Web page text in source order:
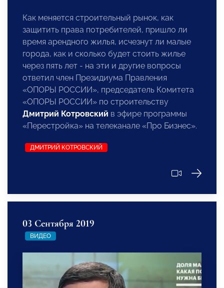
Как меняется строительный рынок, как
защитить права потребителей, пришло ли
время арендного жилья, исчезнут ли малые
города, как и сколько будет стоить жилье
через пять лет - на эти и другие вопросы
ответил член Президиума Правления
«ОПОРЫ РОССИИ», председатель Комитета
«ОПОРЫ РОССИИ» по строительству
Дмитрий Котровский в эфире программы
«Перестройка» на телеканале «Про Бизнес».
ДМИТРИЙ КОТРОВСКИЙ
03 Сентября 2019
ВИДЕО